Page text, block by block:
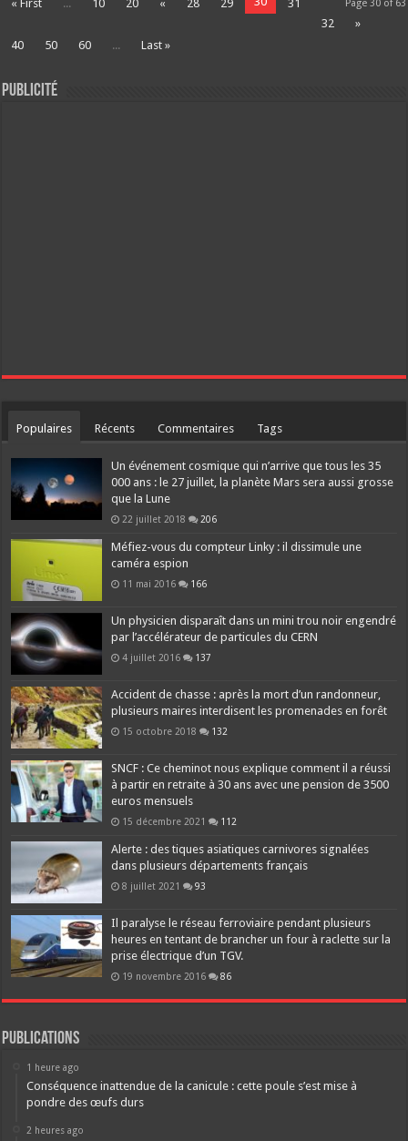
Page 30 of 63
« First ... 10 20 « 28 29
31
32
»
40
50 60 ... Last »
Publicité
Populaires Récents Commentaires Tags
Un événement cosmique qui n’arrive que tous les 35
000 ans : le 27 juillet, la planète Mars sera aussi grosse
que la Lune
22 juillet 2018 206
Méfiez-vous du compteur Linky : il dissimule une
caméra espion
11 mai 2016 166
Un physicien disparaît dans un mini trou noir engendré
par l’accélérateur de particules du CERN
4 juillet 2016 137
Accident de chasse : après la mort d’un randonneur,
plusieurs maires interdisent les promenades en forêt
15 octobre 2018 132
SNCF : Ce cheminot nous explique comment il a réussi
à partir en retraite à 30 ans avec une pension de 3500
euros mensuels
15 décembre 2021 112
Alerte : des tiques asiatiques carnivores signalées
dans plusieurs départements français
8 juillet 2021 93
Il paralyse le réseau ferroviaire pendant plusieurs
heures en tentant de brancher un four à raclette sur la
prise électrique d’un TGV.
19 novembre 2016 86
Publications
1 heure ago
Conséquence inattendue de la canicule : cette poule s’est mise à
pondre des œufs durs
2 heures ago